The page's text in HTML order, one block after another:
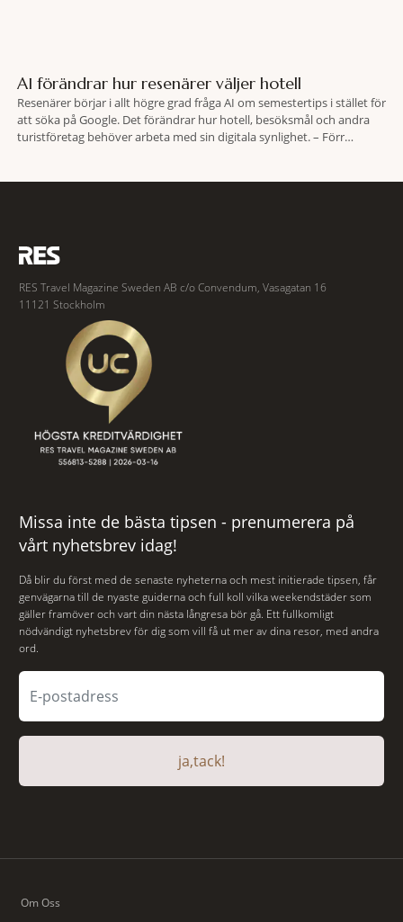
AI förändrar hur resenärer väljer hotell
Resenärer börjar i allt högre grad fråga AI om semestertips i stället för
att söka på Google. Det förändrar hur hotell, besöksmål och andra
turistföretag behöver arbeta med sin digitala synlighet. – Förr
RES Travel Magazine Sweden AB c/o Convendum, Vasagatan 16
11121 Stockholm
Missa inte de bästa tipsen - prenumerera på
vårt nyhetsbrev idag!
Då blir du först med de senaste nyheterna och mest initierade tipsen, får
genvägarna till de nyaste guiderna och full koll vilka weekendstäder som
gäller framöver och vart din nästa långresa bör gå. Ett fullkomligt
nödvändigt nyhetsbrev för dig som vill få ut mer av dina resor, med andra
ord.
ja,tack!
Om Oss